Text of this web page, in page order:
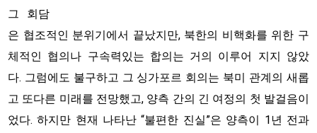
그 회담
은 협조적인 분위기에서 끝났지만, 북한의 비핵화를 위한 구
체적인 협의나 구속력있는 합의는 거의 이루어 지지 않았
다. 그럼에도 불구하고 그 싱가포르 회의는 북미 관계의 새롭
고 또다른 미래를 전망했고, 양측 간의 긴 여정의 첫 발걸음이
었다. 하지만 현재 나타난 “불편한 진실”은 양측이 1년 전과